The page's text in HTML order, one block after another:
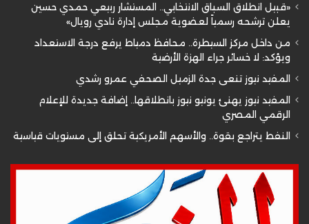
«قبيل انطلاق السباق الانتخابي.. المستشار ربيعي حمدي حسين
يعلن ترشحه رسمياً لعضوية مجلس إدارة نادي رويال»
من داخل مركز السيطرة.. محافظ دمياط يرفع درجة الاستعداد
ويؤكد: لا خسائر جراء الهزة الأرضية
المفيد نيوز تنعى جدة الزميل الصحفي عمرو رشدي
المفيد نيوز يهنئ يونيو نيوز بانطلاقها.. إضافة جديدة للإعلام
الرقمي المصري
النفط يتراجع بقوة.. والأسهم الأمريكية تحلق إلى مستويات قياسية